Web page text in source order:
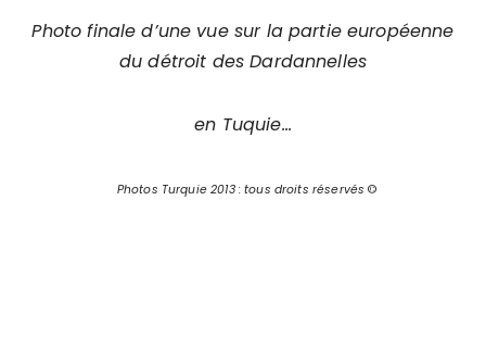
Photo finale d’une vue sur la partie européenne
du détroit des Dardannelles
en Tuquie…
Photos Turquie 2013 : tous droits réservés ©